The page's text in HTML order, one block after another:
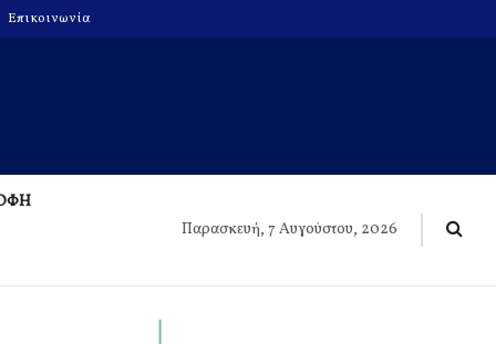
Επικοινωνία
Παρασκευή, 7 Αυγούστου, 2026